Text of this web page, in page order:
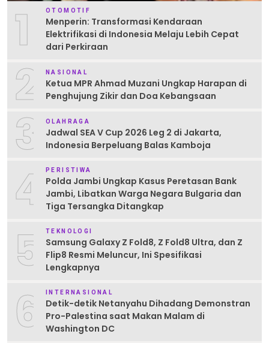
1 OTOMOTIF
Menperin: Transformasi Kendaraan
Elektrifikasi di Indonesia Melaju Lebih Cepat
dari Perkiraan
2 NASIONAL
Ketua MPR Ahmad Muzani Ungkap Harapan di
Penghujung Zikir dan Doa Kebangsaan
3 OLAHRAGA
Jadwal SEA V Cup 2026 Leg 2 di Jakarta,
Indonesia Berpeluang Balas Kamboja
4 PERISTIWA
Polda Jambi Ungkap Kasus Peretasan Bank
Jambi, Libatkan Warga Negara Bulgaria dan
Tiga Tersangka Ditangkap
5 TEKNOLOGI
Samsung Galaxy Z Fold8, Z Fold8 Ultra, dan Z
Flip8 Resmi Meluncur, Ini Spesifikasi
Lengkapnya
6 INTERNASIONAL
Detik-detik Netanyahu Dihadang Demonstran
Pro-Palestina saat Makan Malam di
Washington DC